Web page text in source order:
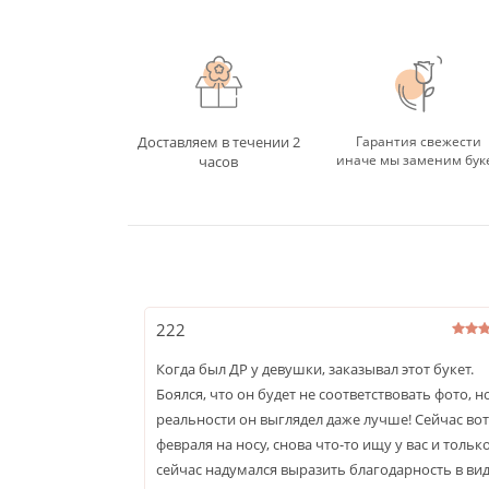
Доставляем в течении 2
часов
Гарантия свежести
иначе мы заменим
222
Когда был ДР у девушки, заказывал этот букет.
Боялся, что он будет не соответствовать фото,
реальности он выглядел даже лучше! Сейчас
февраля на носу, снова что-то ищу у вас и только
сейчас надумался выразить благодарность в